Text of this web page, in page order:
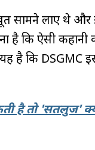
सामने लाए थे और
है कि ऐसी कहानी
है कि DSGMC
है तो 'सतलुज'